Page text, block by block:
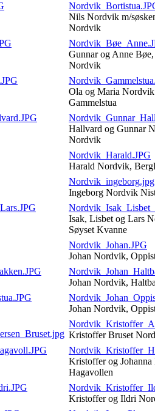
Nils Nordvik m/
Nordvik
Gunnar og Anne
Nordvik
Ola og Maria
Gammelstua
Hallvard og Gunnar
Nordvik
Nordvik_Harald.JPG
Harald Nordvik,
Nordvik_ingeborg.jpg
Ingeborg Nordvik
Isak, Lisbet og Lars
Søyset Kvanne
Nordvik_Johan.JPG
Johan Nordvik,
Johan Nordvik,
Johan Nordvik,
Kristoffer Bruset
Kristoffer og
Hagavollen
Kristoffer og Ildri